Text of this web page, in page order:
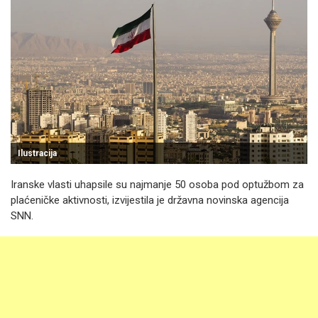
Ilustracija
Iranske vlasti uhapsile su najmanje 50 osoba pod optužbom za
plaćeničke aktivnosti, izvijestila je državna novinska agencija
SNN.